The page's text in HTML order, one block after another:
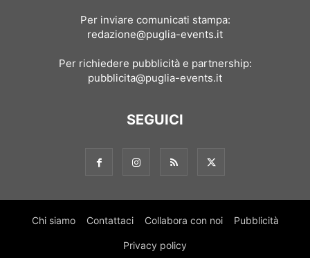
Per inviare comunicati stampa:
redazione@puglia-events.it
Per richiedere pubblicità e partnership:
pubblicita@puglia-events.it
SEGUICI
Chi siamo Contattaci Collabora con noi Pubblicità
Privacy policy